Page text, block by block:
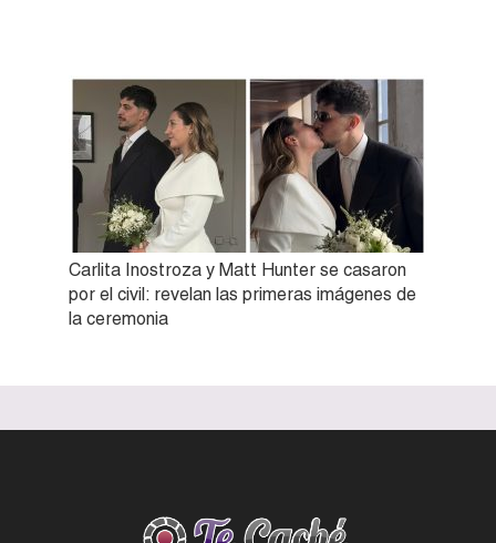
Carlita Inostroza y Matt Hunter se casaron
por el civil: revelan las primeras imágenes de
la ceremonia